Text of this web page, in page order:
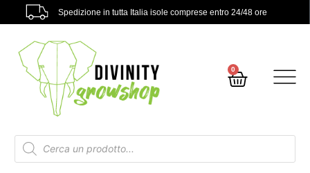
Spedizione in tutta Italia isole comprese entro 24/48 ore
0